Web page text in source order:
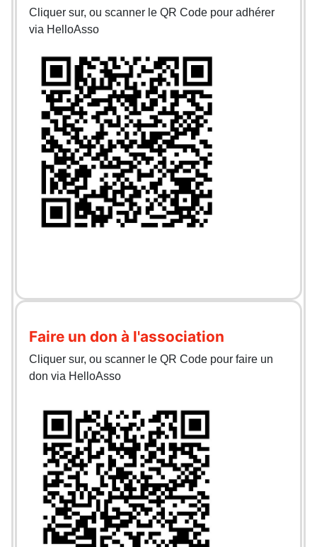
Cliquer sur, ou scanner le QR Code pour adhérer
via HelloAsso
Faire un don à l'association
Cliquer sur, ou scanner le QR Code pour faire un
don via HelloAsso